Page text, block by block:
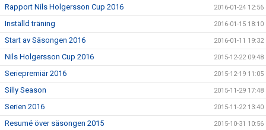
Rapport Nils Holgersson Cup 2016 2016-01-24 12:56
Inställd träning 2016-01-15 18:10
Start av Säsongen 2016 2016-01-11 19:32
Nils Holgersson Cup 2016 2015-12-22 09:48
Seriepremiär 2016 2015-12-19 11:05
Silly Season 2015-11-29 17:48
Serien 2016 2015-11-22 13:40
Resumé över säsongen 2015 2015-10-31 10:56